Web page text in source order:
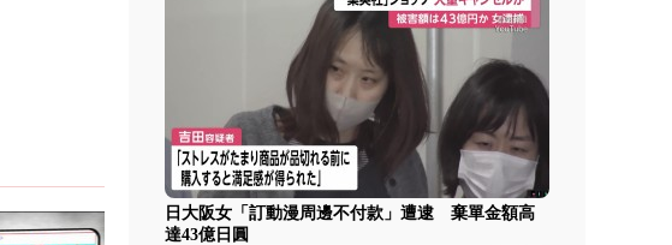
日大阪女「訂動漫周邊不付款」遭逮 棄單金額高
達43億日圓